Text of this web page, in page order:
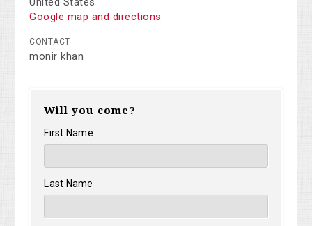
Google map and directions
CONTACT
monir khan
Will you come?
First Name
Last Name